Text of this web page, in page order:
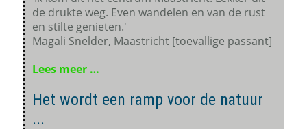
de drukte weg. Even wandelen en van de rust
en stilte genieten.'
Magali Snelder, Maastricht [toevallige passant]
Lees meer …
Het wordt een ramp voor de natuur
...